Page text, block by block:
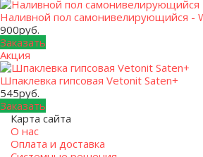
Наливной пол самонивелирующийся -
900руб.
Заказать
Акция
Шпаклевка гипсовая Vetonit Saten+
545руб.
Заказать
Карта сайта
О нас
Оплата и доставка